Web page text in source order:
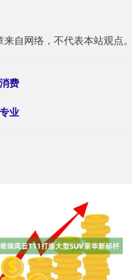
自网络，不代表本站观点。
费
业